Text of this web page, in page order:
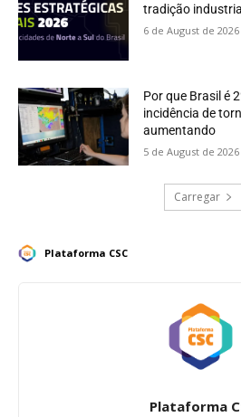
tradição
6 de August de 2026
Por que Brasil é
incidência de
aumentando
5 de August de 2026
Carregar
Plataforma CSC
Plataforma